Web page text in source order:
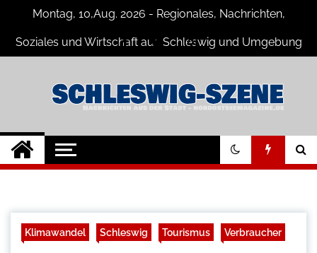
content
Montag, 10,Aug. 2026 - Regionales, Nachrichten,
Soziales und Wirtschaft aus Schleswig und Umgebung
Schleswig Szene
Neuigkeiten und Nachrichten aus
Schleswig und Umgebung
Klimawandel Schleswig Tourismus Verbraucher